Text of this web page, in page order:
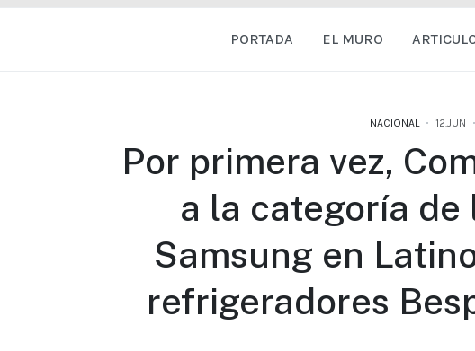
PORTADA EL MURO
NACIONAL 12.JUN
Por primera vez,
a la categoría
Samsung en
refrigeradores